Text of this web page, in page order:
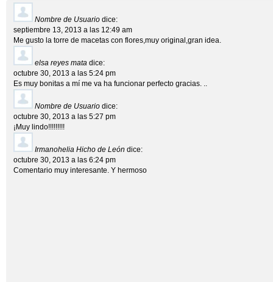
Nombre de Usuario dice:
septiembre 13, 2013 a las 12:49 am
Me gusto la torre de macetas con flores,muy original,gran idea.
elsa reyes mata dice:
octubre 30, 2013 a las 5:24 pm
Es muy bonitas a mí me va ha funcionar perfecto gracias. ..
Nombre de Usuario dice:
octubre 30, 2013 a las 5:27 pm
¡Muy lindo!!!!!!!!!
Irmanohelia Hicho de León dice:
octubre 30, 2013 a las 6:24 pm
Comentario muy interesante. Y hermoso